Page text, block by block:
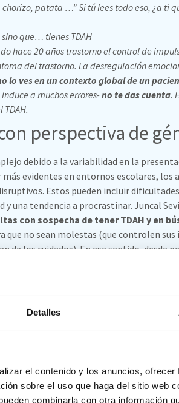
Detalles
el contenido y los anuncios,
sobre el uso que haga del sitio web
combinarla con otra información
patata …” Si tú lees todo eso, ¿a ti
que… tienes TDAH
hace 20 años trastorno el control de
del trastorno. La desregulación
lo ves en un contexto global de un
a muchos errores-no te das cuenta.
perspectiva de
debido a la variabilidad en la
evidentes en entornos escolares, los
Estos pueden incluir
una tendencia a procrastinar. Juncal
con sospecha de tener TDAH y en
que no sean molestas (que controlen sus
los cuidados). En ese sentido, desde
que salga de eso tiende a
inicialmente sea un trastorno de
su diagnóstico propio.
su vida.